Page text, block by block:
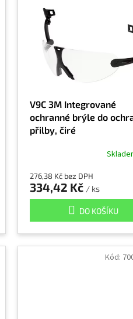
V9C 3M Integrované
ochranné brýle do
přilby, čiré
276,38 Kč bez DPH
334,42 Kč / ks
DO KOŠÍKU
Kód: